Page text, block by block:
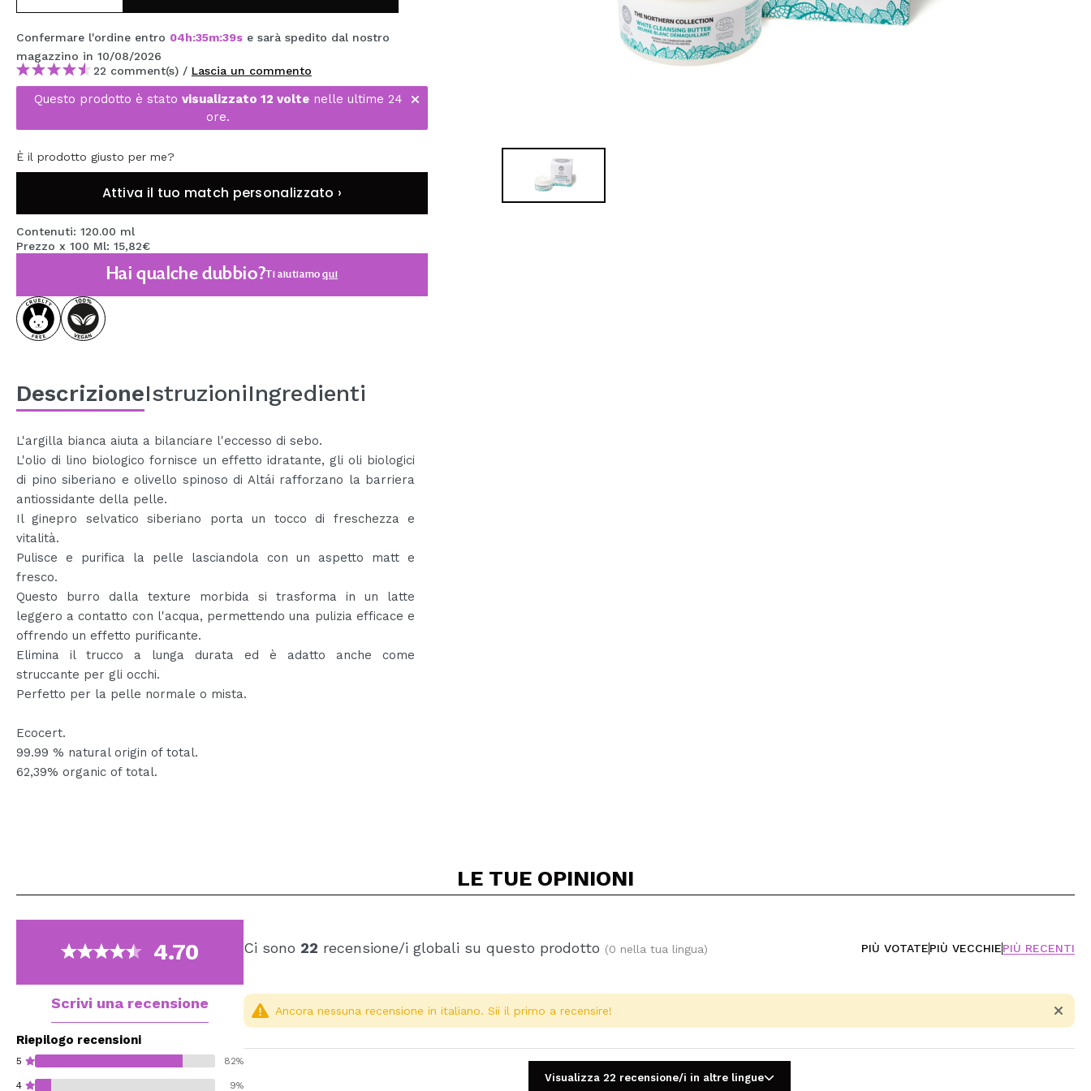
MAQUIFARMA
KOREA ZONE
TRAVEL SIZE
SPECIALE
SONO TORNATI!
PROSSIMAMENTE
BLOG
CREARE UN ACCOUNT
Confermare l'ordine entro 04h:35m:38s e sarà spedito dal nostro
magazzino in 10/08/2026
22 comment(s) / Lascia un commento
Questo prodotto è stato visualizzato 12 voltenelle ultime 24
ore.
È il prodotto giusto per me?
Attiva il tuo match personalizzato ›
Contenuti: 120.00 ml
Prezzo x 100 Ml: 15,82€
Hai qualche dubbio?Ti aiutiamoqui
DescrizioneIstruzioniIngredienti
L'argilla bianca aiuta a bilanciare l'eccesso di sebo.
L'olio di lino biologico fornisce un effetto idratante, gli oli biologici
di pino siberiano e olivello spinoso di Altái rafforzano la barriera
antiossidante della pelle.
Il ginepro selvatico siberiano porta un tocco di freschezza e
vitalità.
Pulisce e purifica la pelle lasciandola con un aspetto matt e
fresco.
Questo burro dalla texture morbida si trasforma in un latte
leggero a contatto con l'acqua, permettendo una pulizia efficace e
offrendo un effetto purificante.
Elimina il trucco a lunga durata ed è adatto anche come
struccante per gli occhi.
Perfetto per la pelle normale o mista.
Ecocert.
99.99 % natural origin of total.
62,39% organic of total.
LE TUE OPINIONI
4.70
Scrivi una recensione
Riepilogo recensioni
5 82%
4 9%
Ci sono 22 recensione/i globali su questo prodotto (0 nella tua lingua) PIÙ VOTATEPIÙ VECCHIEPIÙ RECENTI
Ancora nessuna recensione in italiano. Sii il primo a recensire!
Visualizza 22 recensione/i in altre lingue